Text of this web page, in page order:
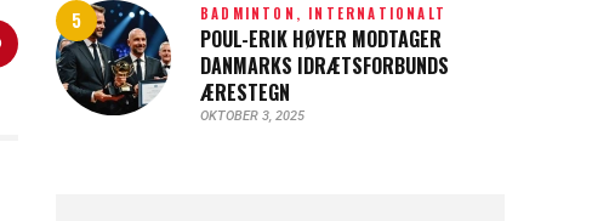
BADMINTON, INTERNATIONALT
POUL-ERIK HØYER MODTAGER
DANMARKS IDRÆTSFORBUNDS
ÆRESTEGN
OKTOBER 3, 2025